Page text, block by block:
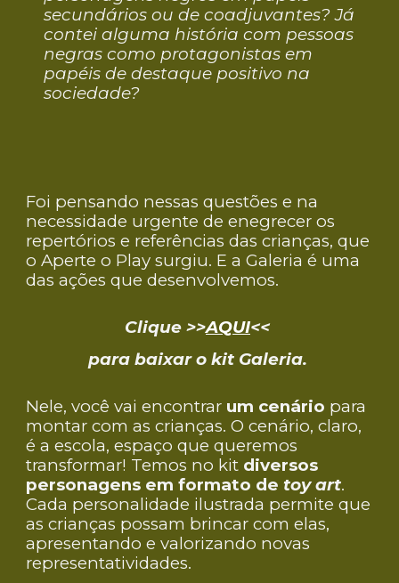
secundários ou de coadjuvantes? Já
contei alguma história com pessoas
negras como protagonistas em
papéis de destaque positivo na
sociedade?
Foi pensando nessas questões e na
necessidade urgente de enegrecer os
repertórios e referências das crianças, que
o Aperte o Play surgiu. E a Galeria é uma
das ações que desenvolvemos.
Clique >>AQUI<<
para baixar o kit Galeria.
Nele, você vai encontrar um cenário para
montar com as crianças. O cenário, claro,
é a escola, espaço que queremos
transformar! Temos no kit diversos
personagens em formato detoy art.
Cada personalidade ilustrada permite que
as crianças possam brincar com elas,
apresentando e valorizando novas
representatividades.